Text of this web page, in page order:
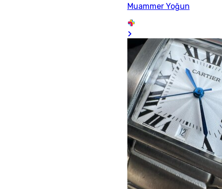
Muammer Yoğun